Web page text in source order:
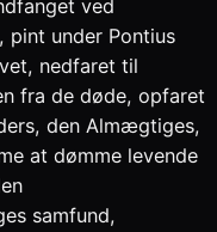
ved
pint under Pontius
nedfaret til
fra de døde, opfaret
den Almægtiges,
at dømme levende
samfund,